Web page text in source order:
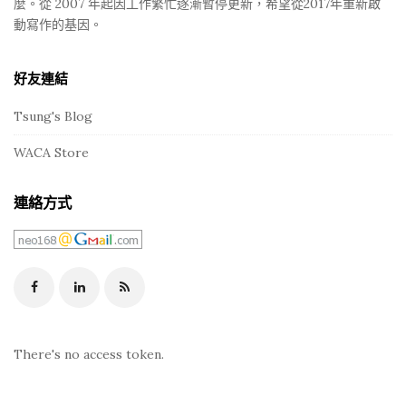
麼。從 2007 年起因工作繁忙逐漸暫停更新，希望從2017年重新啟
動寫作的基因。
好友連結
Tsung's Blog
WACA Store
連絡方式
There's no access token.